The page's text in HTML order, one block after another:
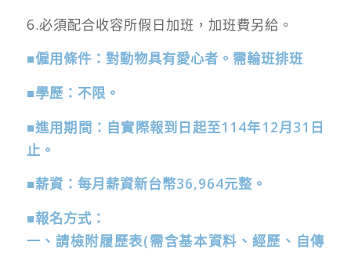
6.必須配合收容所假日加班，加班費另給。
■僱用條件：對動物具有愛心者 。需輪班排班
■學歷：不限 。
■進用期間：自實際報到日起至114年12月31 日
止。
■薪資：每月薪資新台幣36,964元整。
■報名方式：
一、請檢附履歷表(需含基本資料、經歷、自傳